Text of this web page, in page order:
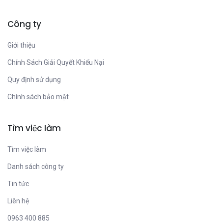
Công ty
Giới thiệu
Chính Sách Giải Quyết Khiếu Nại
Quy định sử dụng
Chính sách bảo mật
Tìm việc làm
Tìm việc làm
Danh sách công ty
Tin tức
Liên hệ
0963 400 885